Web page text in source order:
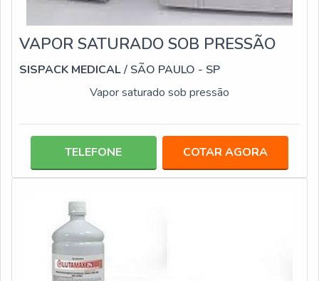
VAPOR SATURADO SOB PRESSÃO
SISPACK MEDICAL/ SÃO PAULO - SP
Vapor saturado sob pressão
TELEFONE COTAR AGORA